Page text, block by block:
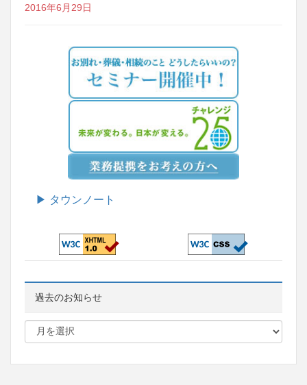
2016年6月29日
▶ タウンノート
過去のお知らせ